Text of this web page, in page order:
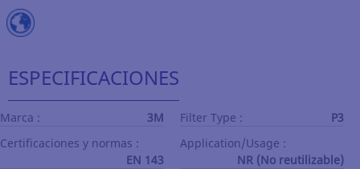
ESPECIFICACIONES
Marca : 3M Filter Type :
P3
Certificaciones y normas :
EN 143
Application/Usage :
NR (No reutilizable)